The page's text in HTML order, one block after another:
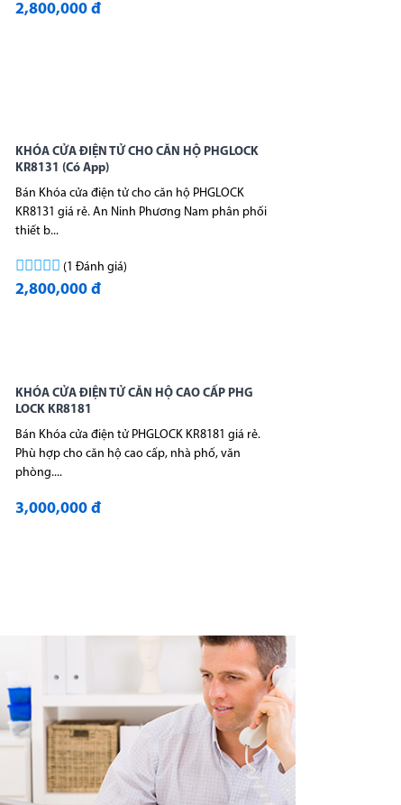
2,800,000 đ
KHÓA CỬA ĐIỆN TỬ CHO CĂN HỘ PHGLOCK
KR8131 (Có App)
Bán Khóa cửa điện tử cho căn hộ PHGLOCK
KR8131 giá rẻ. An Ninh Phương Nam phân phối
thiết b...
(1 Đánh giá)
2,800,000 đ
KHÓA CỬA ĐIỆN TỬ CĂN HỘ CAO CẤP PHG
LOCK KR8181
Bán Khóa cửa điện tử PHGLOCK KR8181 giá rẻ.
Phù hợp cho căn hộ cao cấp, nhà phố, văn
phòng....
3,000,000 đ